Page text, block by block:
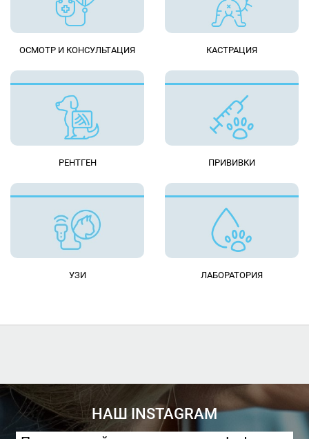
ОСМОТР И КОНСУЛЬТАЦИЯ КАСТРАЦИЯ
РЕНТГЕН ПРИВИВКИ
УЗИ ЛАБОРАТОРИЯ
НАШ INSTAGRAM